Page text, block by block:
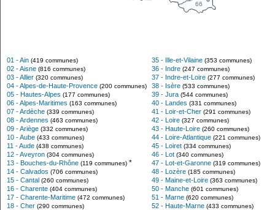
66
01 - Ain (419 communes)
02 - Aisne (816 communes)
03 - Allier (320 communes)
04 - Alpes-de-Haute-Provence (200 communes)
05 - Hautes-Alpes (177 communes)
06 - Alpes-Maritimes (163 communes)
07 - Ardèche (339 communes)
08 - Ardennes (463 communes)
09 - Ariège (332 communes)
10 - Aube (433 communes)
11 - Aude (438 communes)
12 - Aveyron (304 communes)
13 - Bouches-du-Rhône (119 communes) *
14 - Calvados (706 communes)
15 - Cantal (260 communes)
16 - Charente (404 communes)
17 - Charente-Maritime (472 communes)
18 - Cher (290 communes)
35 - Ille-et-Vilaine (353 communes)
36 - Indre (247 communes)
37 - Indre-et-Loire (277 communes)
38 - Isère (533 communes)
39 - Jura (544 communes)
40 - Landes (331 communes)
41 - Loir-et-Cher (291 communes)
42 - Loire (327 communes)
43 - Haute-Loire (260 communes)
44 - Loire-Atlantique (221 communes)
45 - Loiret (334 communes)
46 - Lot (340 communes)
47 - Lot-et-Garonne (319 communes)
48 - Lozère (185 communes)
49 - Maine-et-Loire (363 communes)
50 - Manche (601 communes)
51 - Marne (620 communes)
52 - Haute-Marne (433 communes)